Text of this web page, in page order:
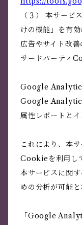
（３） 本サー
けの機能」を有
広告やサイト改
サードパーティ
Google
Google
属性レポートと
これにより、本
Cookieを利用し
本サービスに関
めの分析が可能と
「Google